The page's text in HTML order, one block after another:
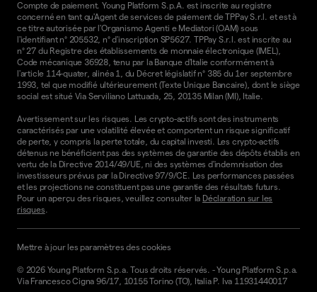
Compte de paiement. Young Platform S.p.A. est inscrite au registre
concerné en tant qu'Agent de services de paiement de TPPay S.r.l. et est à
ce titre autorisée par l'Organismo Agenti e Mediatori (OAM) sous
l'identifiant n° 205532, n° d'inscription SP5627. TPPay S.r.l. est inscrite au
n° 27 du Registre des établissements de monnaie électronique (IMEL),
Code mécanique 36928, tenu par la Banque d'Italie conformément à
l'article 114-quater, alinéa 1, du Décret législatif n° 385 du 1er septembre
1993, tel que modifié ultérieurement (Texte Unique Bancaire), dont le siège
social est situé Via Serviliano Lattuada, 25, 20135 Milan (MI), Italie.
Avertissement sur les risques. Les crypto-actifs sont des instruments
caractérisés par une volatilité élevée et comportent un risque significatif
de perte, y compris la perte totale, du capital investi. Les crypto-actifs
détenus ne bénéficient pas des systèmes de garantie des dépôts établis en
vertu de la Directive 2014/49/UE, ni des systèmes d'indemnisation des
investisseurs prévus par la Directive 97/9/CE. Les performances passées
et les projections ne constituent pas une garantie des résultats futurs.
Pour un aperçu des risques, veuillez consulter la Déclaration sur les
risques.
© 2026 Young Platform S.p.a. Tous droits réservés. -Young Platform S.p.a.
Via Francesco Cigna 96/17, 10155 Torino (TO), Italia P. Iva 11931440017
Mettre à jour les paramètres des cookies